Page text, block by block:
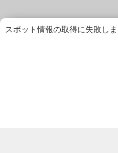
スポット情報の取得に失敗し